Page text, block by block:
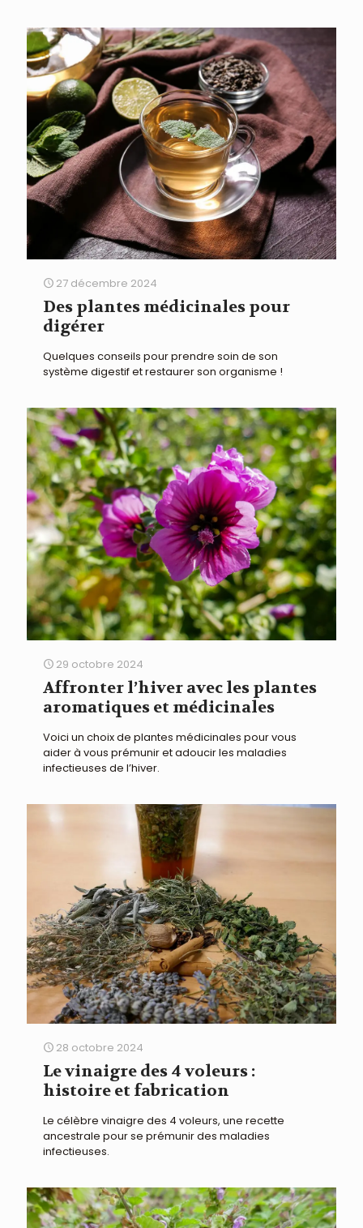
27 décembre 2024
Des plantes médicinales pour
digérer
Quelques conseils pour prendre soin de son
système digestif et restaurer son organisme !
29 octobre 2024
Affronter l’hiver avec les plantes
aromatiques et médicinales
Voici un choix de plantes médicinales pour vous
aider à vous prémunir et adoucir les maladies
infectieuses de l’hiver.
28 octobre 2024
Le vinaigre des 4 voleurs :
histoire et fabrication
Le célèbre vinaigre des 4 voleurs, une recette
ancestrale pour se prémunir des maladies
infectieuses.